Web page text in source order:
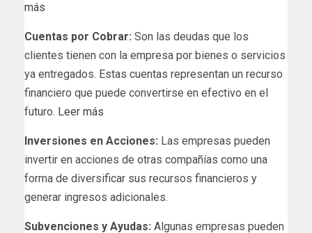
más
Cuentas por Cobrar: Son las deudas que los
clientes tienen con la empresa por bienes o servicios
ya entregados. Estas cuentas representan un recurso
financiero que puede convertirse en efectivo en el
futuro. Leer más
Inversiones en Acciones: Las empresas pueden
invertir en acciones de otras compañías como una
forma de diversificar sus recursos financieros y
generar ingresos adicionales.
Subvenciones y Ayudas: Algunas empresas pueden